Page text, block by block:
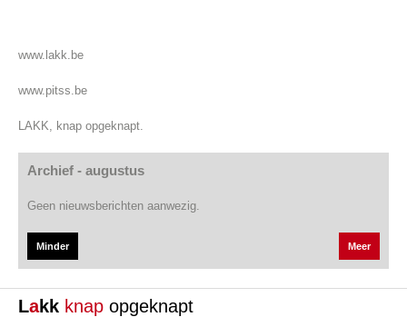
www.lakk.be
www.pitss.be
LAKK, knap opgeknapt.
Archief - augustus
Geen nieuwsberichten aanwezig.
Minder Meer
Lakk knap opgeknapt